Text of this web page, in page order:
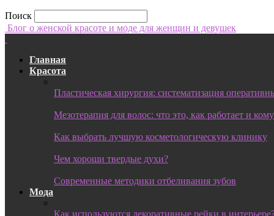
Поиск
Блог о женской красоте и моде для женщин и девушек
Главная
Красота
Пластическая хирургия: систематизация
Мезотерапия для волос: что это, как работает и
Как выбрать лучшую косметологическую клинику
Чем хороши твердые духи?
Современные методики отбеливания зубов
Мода
Как используются декоративные рейки в